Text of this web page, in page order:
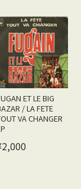
ET LE BIG
/ LA FETE
VA CHANGER